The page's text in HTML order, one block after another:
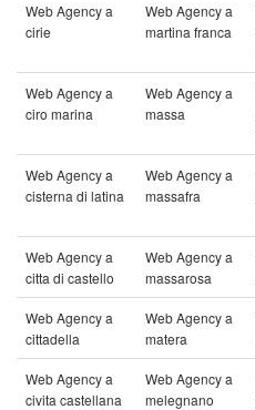
Web Agency a
cirie
Web Agency a
martina franca
Web Agency a
ciro marina
Web Agency a
massa
Web Agency a
cisterna di latina
Web Agency a
massafra
Web Agency a
citta di castello
Web Agency a
massarosa
Web Agency a
cittadella
Web Agency a
matera
Web Agency a
civita castellana
Web Agency a
melegnano